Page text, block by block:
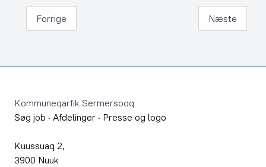
Forrige Næste
Kommuneqarfik Sermersooq
Søg job · Afdelinger · Presse og logo
Kuussuaq 2,
3900 Nuuk